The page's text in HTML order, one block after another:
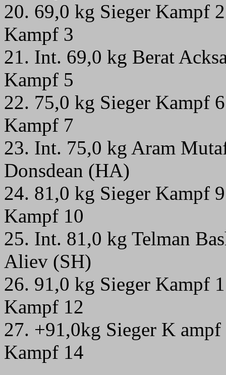
20. 69,0 kg Sieger Kampf
Kampf 3
21. Int. 69,0 kg Berat
Kampf 5
22. 75,0 kg Sieger Kampf
Kampf 7
23. Int. 75,0 kg Aram
Donsdean (HA)
24. 81,0 kg Sieger Kampf
Kampf 10
25. Int. 81,0 kg Telman
Aliev (SH)
26. 91,0 kg Sieger Kampf
Kampf 12
27. +91,0kg Sieger K
Kampf 14